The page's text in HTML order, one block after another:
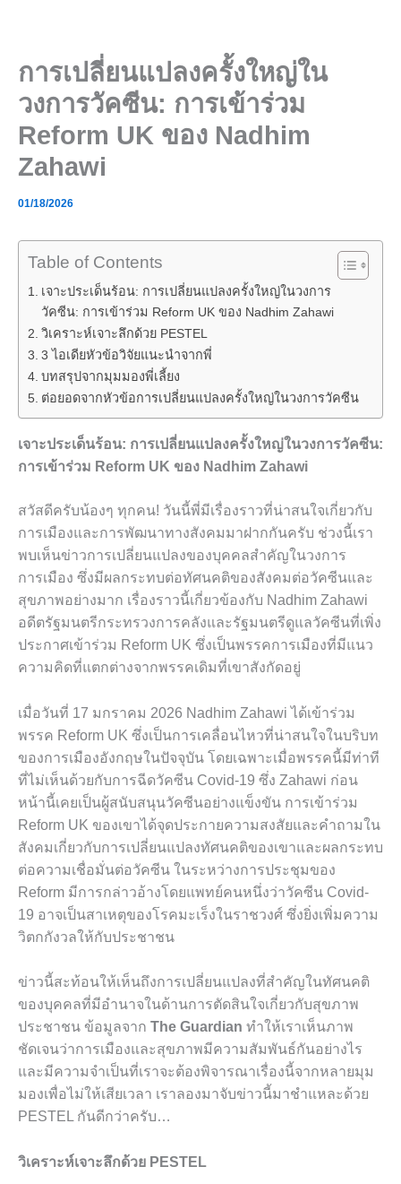
การเปลี่ยนแปลงครั้งใหญ่ใน
วงการวัคซีน: การเข้าร่วม
Reform UK ของ Nadhim
Zahawi
01/18/2026
Table of Contents
เจาะประเด็นร้อน: การเปลี่ยนแปลงครั้งใหญ่ในวงการ
วัคซีน: การเข้าร่วม Reform UK ของ Nadhim Zahawi
วิเคราะห์เจาะลึกด้วย PESTEL
3 ไอเดียหัวข้อวิจัยแนะนำจากพี่
บทสรุปจากมุมมองพี่เลี้ยง
ต่อยอดจากหัวข้อการเปลี่ยนแปลงครั้งใหญ่ในวงการวัคซีน
เจาะประเด็นร้อน: การเปลี่ยนแปลงครั้งใหญ่ในวงการวัคซีน:
การเข้าร่วม Reform UK ของ Nadhim Zahawi
สวัสดีครับน้องๆ ทุกคน! วันนี้พี่มีเรื่องราวที่น่าสนใจเกี่ยวกับ
การเมืองและการพัฒนาทางสังคมมาฝากกันครับ ช่วงนี้เรา
พบเห็นข่าวการเปลี่ยนแปลงของบุคคลสำคัญในวงการ
การเมือง ซึ่งมีผลกระทบต่อทัศนคติของสังคมต่อวัคซีนและ
สุขภาพอย่างมาก เรื่องราวนี้เกี่ยวข้องกับ Nadhim Zahawi
อดีตรัฐมนตรีกระทรวงการคลังและรัฐมนตรีดูแลวัคซีนที่เพิ่ง
ประกาศเข้าร่วม Reform UK ซึ่งเป็นพรรคการเมืองที่มีแนว
ความคิดที่แตกต่างจากพรรคเดิมที่เขาสังกัดอยู่
เมื่อวันที่ 17 มกราคม 2026 Nadhim Zahawi ได้เข้าร่วม
พรรค Reform UK ซึ่งเป็นการเคลื่อนไหวที่น่าสนใจในบริบท
ของการเมืองอังกฤษในปัจจุบัน โดยเฉพาะเมื่อพรรคนี้มีท่าที
ที่ไม่เห็นด้วยกับการฉีดวัคซีน Covid-19 ซึ่ง Zahawi ก่อน
หน้านี้เคยเป็นผู้สนับสนุนวัคซีนอย่างแข็งขัน การเข้าร่วม
Reform UK ของเขาได้จุดประกายความสงสัยและคำถามใน
สังคมเกี่ยวกับการเปลี่ยนแปลงทัศนคติของเขาและผลกระทบ
ต่อความเชื่อมั่นต่อวัคซีน ในระหว่างการประชุมของ
Reform มีการกล่าวอ้างโดยแพทย์คนหนึ่งว่าวัคซีน Covid-
19 อาจเป็นสาเหตุของโรคมะเร็งในราชวงศ์ ซึ่งยิ่งเพิ่มความ
วิตกกังวลให้กับประชาชน
ข่าวนี้สะท้อนให้เห็นถึงการเปลี่ยนแปลงที่สำคัญในทัศนคติ
ของบุคคลที่มีอำนาจในด้านการตัดสินใจเกี่ยวกับสุขภาพ
ประชาชน ข้อมูลจาก The Guardian ทำให้เราเห็นภาพ
ชัดเจนว่าการเมืองและสุขภาพมีความสัมพันธ์กันอย่างไร
และมีความจำเป็นที่เราจะต้องพิจารณาเรื่องนี้จากหลายมุม
มองเพื่อไม่ให้เสียเวลา เราลองมาจับข่าวนี้มาชำแหละด้วย
PESTEL กันดีกว่าครับ…
วิเคราะห์เจาะลึกด้วย PESTEL